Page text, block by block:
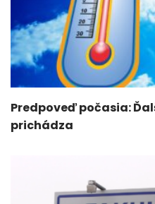
Predpoveď počasia:
prichádza